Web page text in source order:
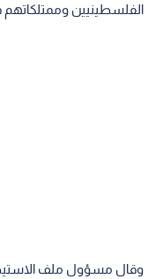
الفلسطينيين
وقال مسؤول ملف